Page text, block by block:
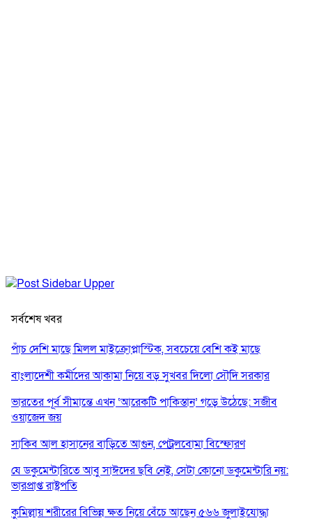
সর্বশেষ খবর
পাঁচ দেশি মাছে মিলল মাইক্রোপ্লাস্টিক, সবচেয়ে বেশি কই মাছে
বাংলাদেশী কর্মীদের আকামা নিয়ে বড় সুখবর দিলো সৌদি সরকার
ভারতের পূর্ব সীমান্তে এখন ‘আরেকটি পাকিস্তান’ গড়ে উঠেছে: সজীব
ওয়াজেদ জয়
সাকিব আল হাসানের বাড়িতে আগুন, পেট্রলবোমা বিস্ফোরণ
যে ডকুমেন্টারিতে আবু সাঈদের ছবি নেই, সেটা কোনো ডকুমেন্টারি নয়:
ভারপ্রাপ্ত রাষ্ট্রপতি
কুমিল্লায় শরীরের বিভিন্ন ক্ষত নিয়ে বেঁচে আছেন ৫৬৬ জুলাইযোদ্ধা